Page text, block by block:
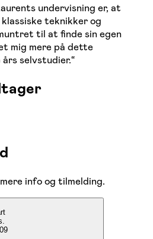
undervisning er, at
teknikker og
til at finde sin egen
mig mere på dette
års selvstudier.“
info og tilmelding.